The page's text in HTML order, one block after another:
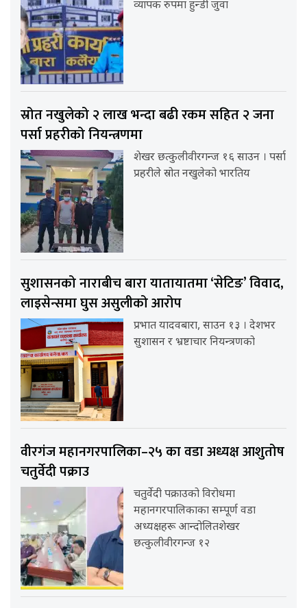
व्यापक रुपमा हुन्डी जुवा
स्रोत नखुलेको २ लाख भन्दा बढी रकम सहित २ जना
पर्सा प्रहरीको नियन्त्रणमा
शेखर छत्कुलीवीरगन्ज १६ साउन । पर्सा
प्रहरीले स्रोत नखुलेको भारतिय
सुशासनको नाराबीच बारा यातायातमा ‘सेटिङ’ विवाद,
लाइसेन्समा घुस असुलीको आरोप
प्रभात यादवबारा, साउन १३ । देशभर
सुशासन र भ्रष्टाचार नियन्त्रणको
वीरगंज महानगरपालिका–२५ का वडा अध्यक्ष आशुतोष
चतुर्वेदी पक्राउ
चतुर्वेदी पक्राउको विरोधमा
महानगरपालिकाका सम्पूर्ण वडा
अध्यक्षहरू आन्दोलितशेखर
छत्कुलीवीरगन्ज १२